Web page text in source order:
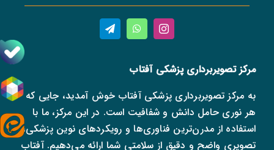
مرکز تصویربرداری پزشکی آفتاب
به مرکز تصویربرداری پزشکی آفتاب خوش آمدید، جایی که
هر نوری حامل دانش و شفافیت است. در این مرکز، ما با
استفاده از مدرن‌ترین فناوری‌ها و رویکردهای نوین پزشکی،
تصویری واضح و دقیق از سلامتی شما ارائه می‌دهیم. آفتاب